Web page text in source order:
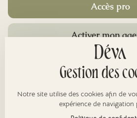
Accès pro
Activer mon
Gestion des
Notre site utilise des cookies afin de
expérience de navigation